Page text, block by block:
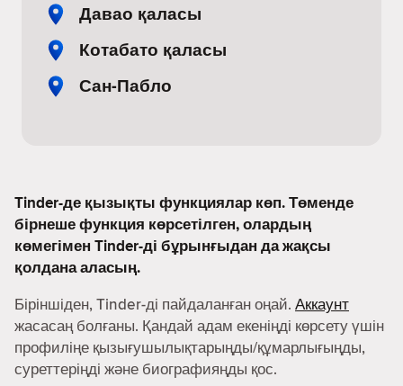
Давао қаласы
Котабато қаласы
Сан-Пабло
Tinder-де қызықты функциялар көп. Төменде
бірнеше функция көрсетілген, олардың
көмегімен Tinder-ді бұрынғыдан да жақсы
қолдана аласың.
Біріншіден, Tinder-ді пайдаланған оңай. Аккаунт
жасасаң болғаны. Қандай адам екеніңді көрсету үшін
профиліңе қызығушылықтарыңды/құмарлығыңды,
суреттеріңді және биографияңды қос.